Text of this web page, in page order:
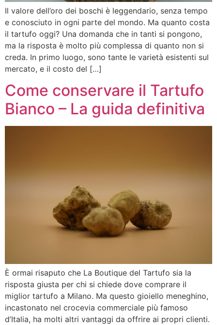
Il valore dell’oro dei boschi è leggendario, senza tempo
e conosciuto in ogni parte del mondo. Ma quanto costa
il tartufo oggi? Una domanda che in tanti si pongono,
ma la risposta è molto più complessa di quanto non si
creda. In primo luogo, sono tante le varietà esistenti sul
mercato, e il costo del […]
Come conservare il Tartufo
Bianco – La guida definitiva
È ormai risaputo che La Boutique del Tartufo sia la
risposta giusta per chi si chiede dove comprare il
miglior tartufo a Milano. Ma questo gioiello meneghino,
incastonato nel crocevia commerciale più famoso
d’Italia, ha molti altri vantaggi da offrire ai propri clienti.